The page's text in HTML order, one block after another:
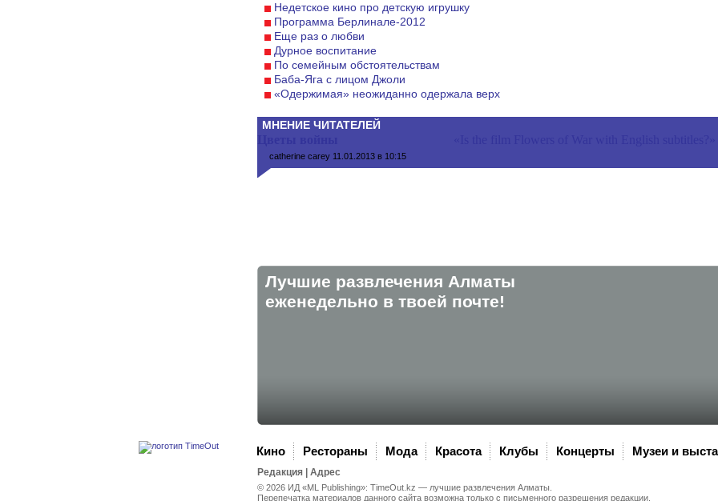
Недетское кино про детскую игрушку
Программа Берлинале-2012
Еще раз о любви
Дурное воспитание
По семейным обстоятельствам
Баба-Яга с лицом Джоли
«Одержимая» неожиданно одержала верх
МНЕНИЕ ЧИТАТЕЛЕЙ
catherine carey11.01.2013 в 10:15
Лучшие развлечения Алматы
eженедельно в твоей почте!
Кино Рестораны Мода Красота Клубы Концерты Музеи и
Редакция| Адрес
© 2026 ИД «ML Publishing»: TimeOut.kz — лучшие развлечения Алматы.
Перепечатка материалов данного сайта возможна только с письменного разрешения редакции.